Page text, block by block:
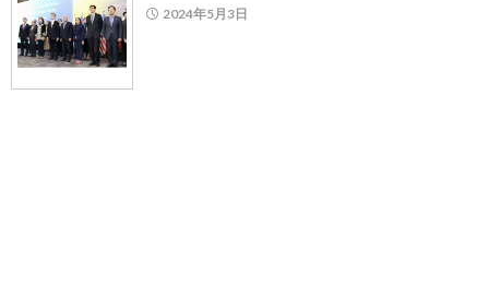
2024年5月3日